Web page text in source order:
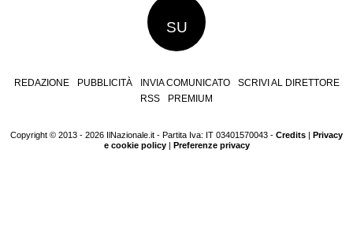
SU
REDAZIONE PUBBLICITÀ INVIA COMUNICATO
SCRIVI AL DIRETTORE
RSS
PREMIUM
Copyright © 2013 - 2026 IlNazionale.it - Partita Iva: IT 03401570043 - Credits
Privacy
e cookie policy| Preferenze privacy